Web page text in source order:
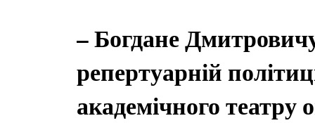
– Богдане
репертуарній
академічного театру